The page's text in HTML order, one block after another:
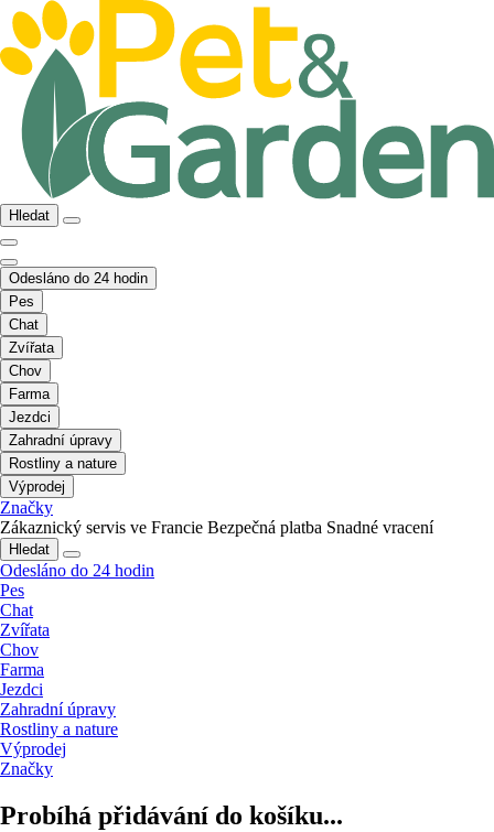
Hledat
Odesláno do 24 hodin
Pes
Chat
Zvířata
Chov
Farma
Jezdci
Zahradní úpravy
Rostliny a nature
Výprodej
Značky
Zákaznický servis ve Francie Bezpečná platba Snadné vracení
Hledat
Odesláno do 24 hodin
Pes
Chat
Zvířata
Chov
Farma
Jezdci
Zahradní úpravy
Rostliny a nature
Výprodej
Značky
Probíhá přidávání do košíku...